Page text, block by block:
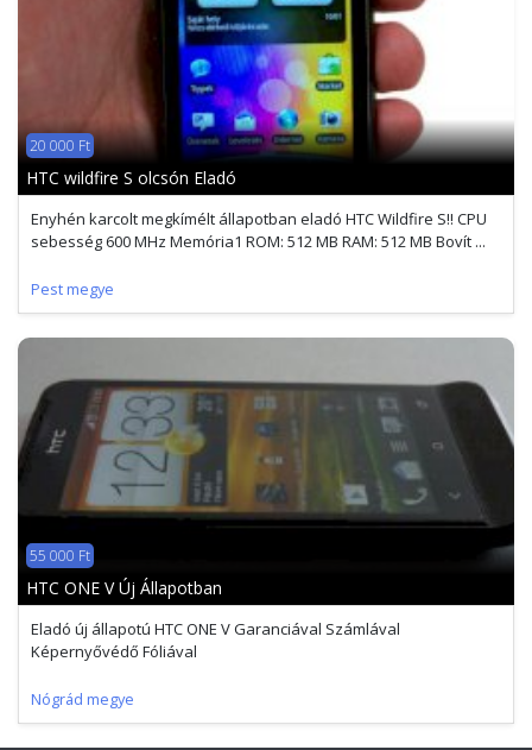
20 000 Ft
HTC wildfire S olcsón Eladó
Enyhén karcolt megkímélt állapotban eladó HTC Wildfire S!! CPU
sebesség 600 MHz Memória1 ROM: 512 MB RAM: 512 MB Bovít ...
Pest megye
55 000 Ft
HTC ONE V Új Állapotban
Eladó új állapotú HTC ONE V Garanciával Számlával
Képernyővédő Fóliával
Nógrád megye